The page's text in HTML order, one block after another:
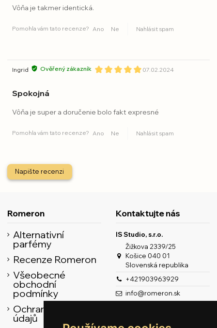
Vôňa je takmer identická.
Pomohla vám tato recenze? Ano Ne Nahlásit spam
Ingrid Ověřený zákazník 07.02.2024
Spokojná
Vôňa je super a doručenie bolo fakt expresné
Pomohla vám tato recenze? Ano Ne Nahlásit spam
Napište recenzi
Romeron
Alternativní
parfémy
Recenze Romeron
Všeobecné
obchodní
podmínky
Ochrana osobních
údajů
Kontaktujte nás
IS Studio, s.r.o.
Žižkova 2339/25
Košice 040 01
Slovenská republika
+421903963929
info@romeron.sk